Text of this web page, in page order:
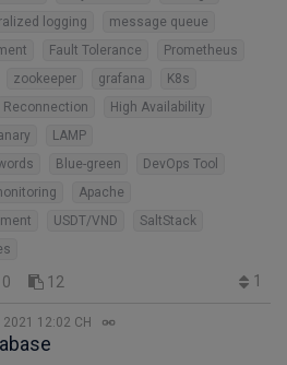
logging
message queue
Fault Tolerance
Prometheus
zookeeper grafana
K8s
Reconnection
High Availability
LAMP
Blue-green
DevOps Tool
Apache
USDT/VND
SaltStack
0 12 1
12:02 CH